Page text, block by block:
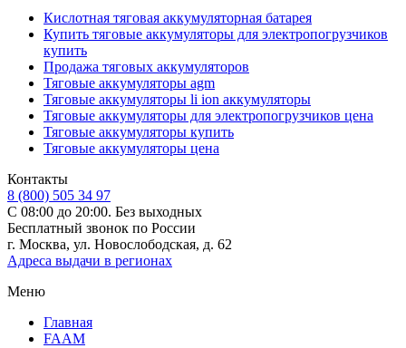
Кислотная тяговая аккумуляторная батарея
Купить тяговые аккумуляторы для электропогрузчиков
купить
Продажа тяговых аккумуляторов
Тяговые аккумуляторы agm
Тяговые аккумуляторы li ion аккумуляторы
Тяговые аккумуляторы для электропогрузчиков цена
Тяговые аккумуляторы купить
Тяговые аккумуляторы цена
Контакты
8 (800) 505 34 97
С 08:00 до 20:00. Без выходных
Бесплатный звонок по России
г. Москва, ул. Новослободская, д. 62
Адреса выдачи в регионах
Меню
Главная
FAAM